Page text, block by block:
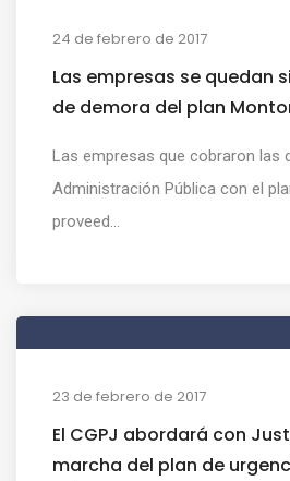
24 de febrero de 2017
Las empresas se quedan
de demora del plan
Las empresas que cobraron las
Administración Pública con el
proveed...
23 de febrero de 2017
El CGPJ abordará con
marcha del plan de